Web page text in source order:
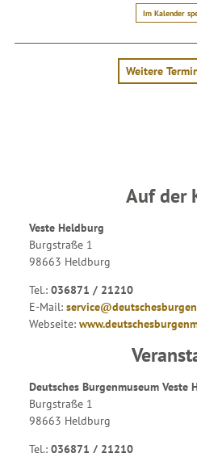
Im Kalender
Weitere
Auf der
Veste Heldburg
Burgstraße 1
98663 Heldburg
Tel.: 036871 / 21210
E-Mail:
Webseite:
Deutsches Burgenmuseum Veste
Burgstraße 1
98663 Heldburg
Tel.: 036871 / 21210